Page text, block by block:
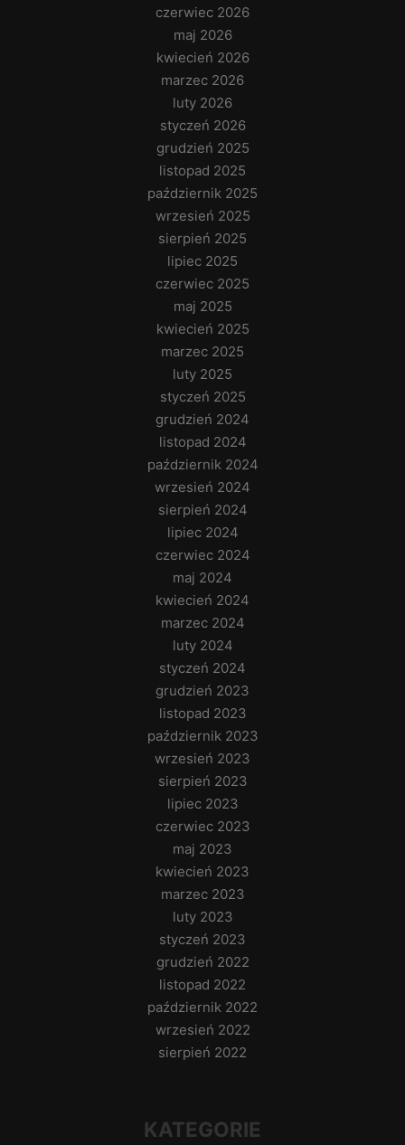
czerwiec 2026
maj 2026
kwiecień 2026
marzec 2026
luty 2026
styczeń 2026
grudzień 2025
listopad 2025
październik 2025
wrzesień 2025
sierpień 2025
lipiec 2025
czerwiec 2025
maj 2025
kwiecień 2025
marzec 2025
luty 2025
styczeń 2025
grudzień 2024
listopad 2024
październik 2024
wrzesień 2024
sierpień 2024
lipiec 2024
czerwiec 2024
maj 2024
kwiecień 2024
marzec 2024
luty 2024
styczeń 2024
grudzień 2023
listopad 2023
październik 2023
wrzesień 2023
sierpień 2023
lipiec 2023
czerwiec 2023
maj 2023
kwiecień 2023
marzec 2023
luty 2023
styczeń 2023
grudzień 2022
listopad 2022
październik 2022
wrzesień 2022
sierpień 2022
KATEGORIE